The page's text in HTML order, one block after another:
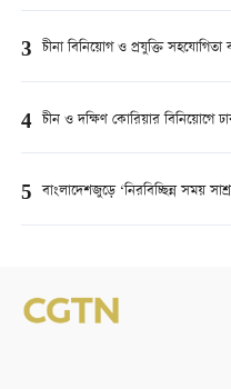
3 চীনা বিনিয়োগ ও প্রযুক্তি
4 চীন ও দক্ষিণ কোরিয়ার বিনিয়োগে
5 বাংলাদেশজুড়ে ‘নিরবিচ্ছিন্ন সময়